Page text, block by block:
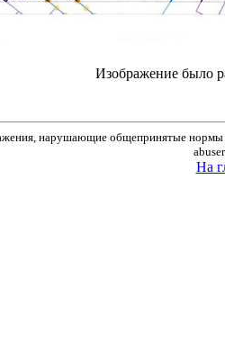
Изображение было
нарушающие общепринятые нормы
На